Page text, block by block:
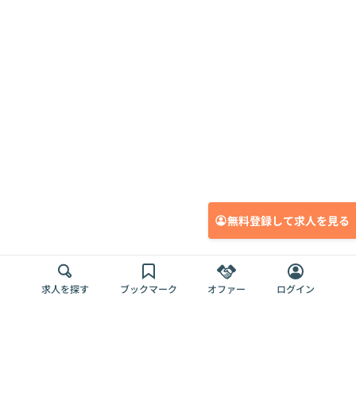
無料登録して求人を見る
求人を探す ブックマーク オファー ログイン